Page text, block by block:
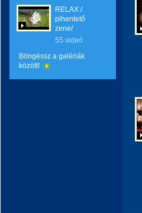
RELAX /
pihentető
zene/
55 videó
Böngéssz a galériák
között!